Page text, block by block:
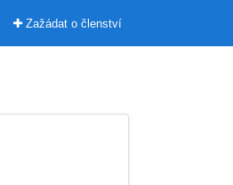
Zažádat o členství